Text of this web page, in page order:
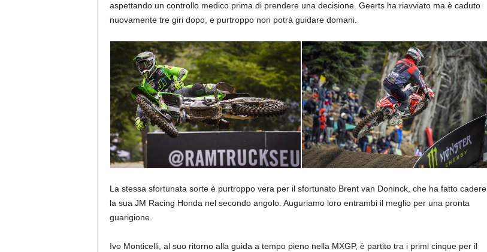
aspettando un controllo medico prima di prendere una decisione. Geerts ha riavviato ma è caduto
nuovamente tre giri dopo, e purtroppo non potrà guidare domani.
La stessa sfortunata sorte è purtroppo vera per il sfortunato Brent van Doninck, che ha fatto cadere
la sua JM Racing Honda nel secondo angolo. Auguriamo loro entrambi il meglio per una pronta
guarigione.
Ivo Monticelli, al suo ritorno alla guida a tempo pieno nella MXGP, è partito tra i primi cinque per il